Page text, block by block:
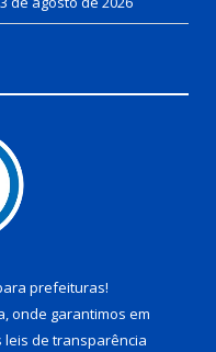
prefeituras!
onde garantimos em
leis de transparência